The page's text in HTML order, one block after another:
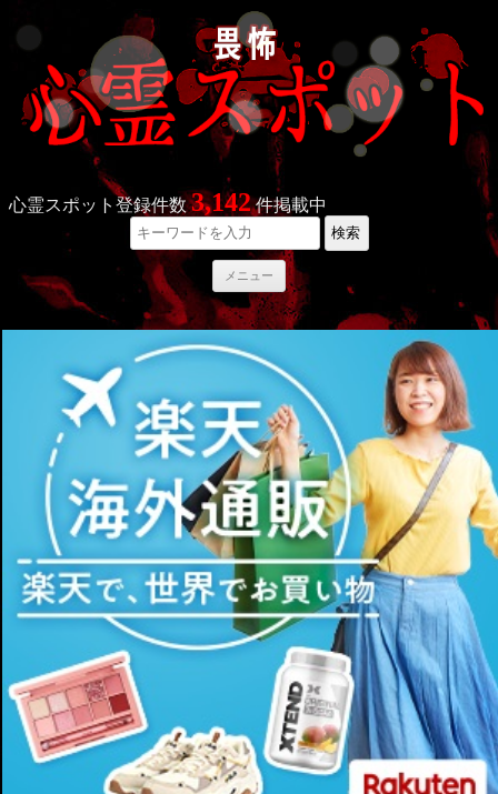
心霊スポット登録件数3,142件掲載中
検索
メニュー
コ
ン
テ
ン
ス
キ
ッ
プ